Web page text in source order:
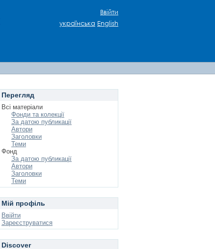
Ввійти
українська English
Перегляд
Всі матеріали
Фонди та колекції
За датою публикації
Автори
Заголовки
Теми
Фонд
За датою публикації
Автори
Заголовки
Теми
Мій профіль
Ввійти
Зареєструватися
Discover